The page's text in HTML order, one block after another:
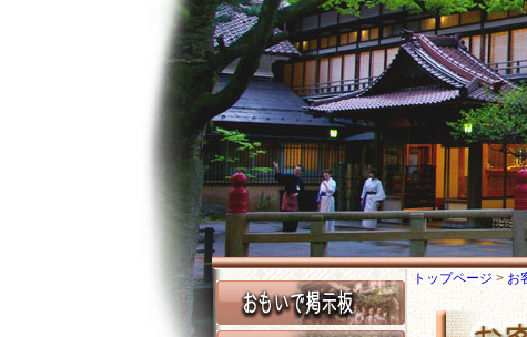
トップページ> お